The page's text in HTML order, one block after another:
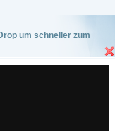
um schneller zum